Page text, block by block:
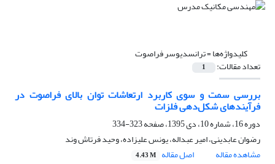
کلیدواژه‌ها =ترانسدیوسر فراصوت
تعداد مقالات: 1
بررسی سمت و سوی کاربرد ارتعاشات توان بالای فراصوت در
فرآیندهای شکل‌دهی فلزات
دوره 16، شماره 10، دی 1395، صفحه
323-334
رضوان عابدینی، امیر عبداله، یونس علیزاده، وحید فرتاش وند
مشاهده مقاله
اصل مقاله 4.43 M